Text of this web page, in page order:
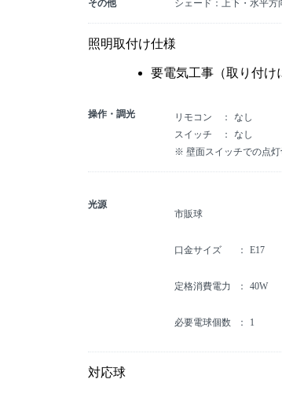
その他 シェード：上下・水平方
照明取付け仕様
要電気工事（取り付け
操作・調光 リモコン
なし
スイッチ
なし
※ 壁面スイッチでの点灯
光源
市販球
口金サイズ E17
定格消費電力 40W
必要電球個数 1
対応球